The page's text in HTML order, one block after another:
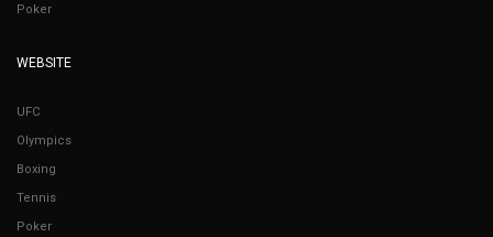
Poker
WEBSITE
UFC
Olympics
Boxing
Tennis
Poker